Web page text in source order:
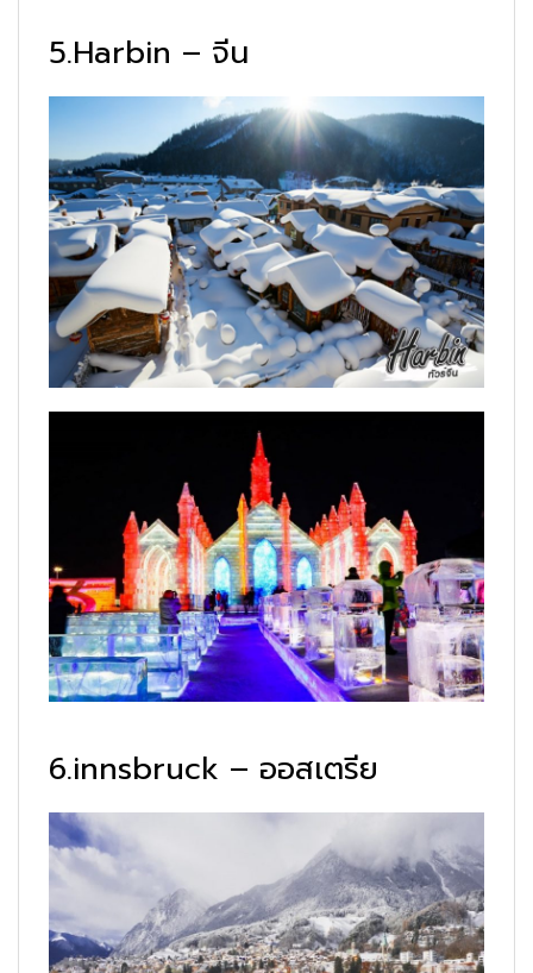
5.Harbin – จีน
6.innsbruck – ออสเตรีย